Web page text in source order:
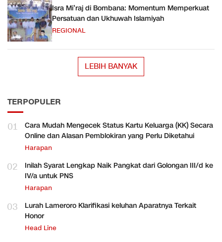
Isra Mi’raj di Bombana: Momentum Memperkuat
Persatuan dan Ukhuwah Islamiyah
REGIONAL
LEBIH BANYAK
TERPOPULER
01
Cara Mudah Mengecek Status Kartu Keluarga (KK) Secara
Online dan Alasan Pemblokiran yang Perlu Diketahui
Harapan
02
Inilah Syarat Lengkap Naik Pangkat dari Golongan III/d ke
IV/a untuk PNS
Harapan
03
Lurah Lameroro Klarifikasi keluhan Aparatnya Terkait
Honor
Head Line